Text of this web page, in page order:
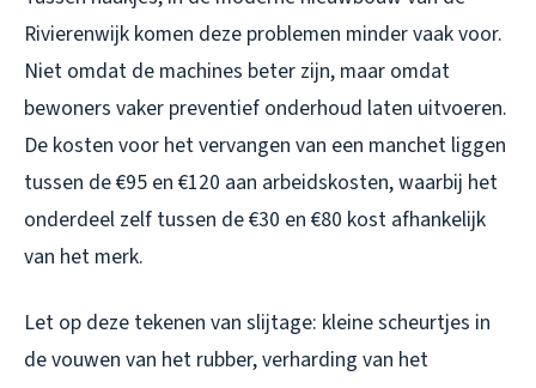
Rivierenwijk komen deze problemen minder vaak voor.
Niet omdat de machines beter zijn, maar omdat
bewoners vaker preventief onderhoud laten uitvoeren.
De kosten voor het vervangen van een manchet liggen
tussen de €95 en €120 aan arbeidskosten, waarbij het
onderdeel zelf tussen de €30 en €80 kost afhankelijk
van het merk.
Let op deze tekenen van slijtage: kleine scheurtjes in
de vouwen van het rubber, verharding van het